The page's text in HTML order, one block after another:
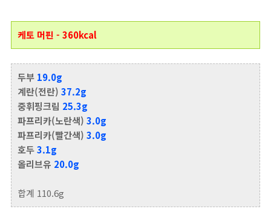
케토 머핀 - 360kcal
두부 19.0g
계란(전란) 37.2g
중휘핑크림 25.3g
파프리카(노란색) 3.0g
파프리카(빨간색) 3.0g
호두3.1g
올리브유 20.0g
합계 110.6g